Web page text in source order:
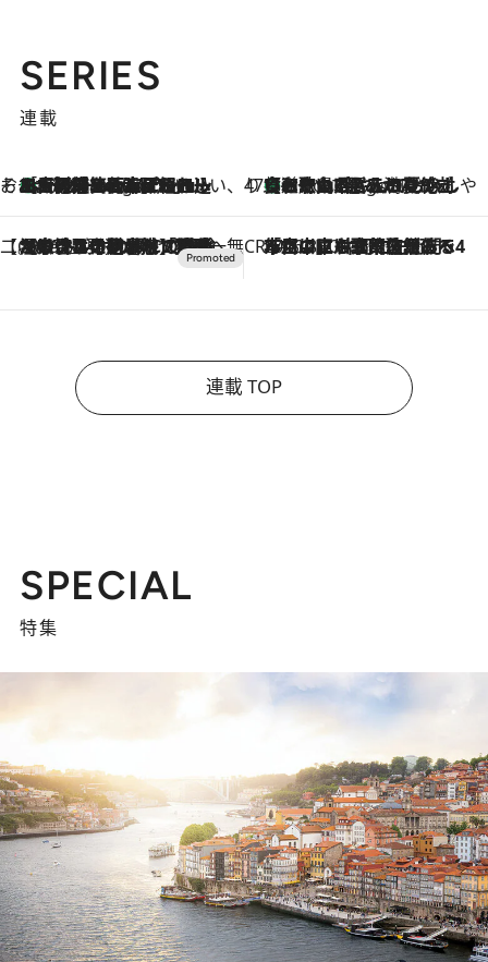
SERIES
連載
そおだよおこの関西おいしい、おやつ紀行6 Hours Ago
［大阪府箕面市］一皿一皿目の前で仕上げられる、料理を巧みに組み込んだアシェットデセールコース「ミチル アシェット デセール（Michiru assiette dessert）」 47都道府県の手みやげ ひんやりスイーツで夏を満喫
6 Hours Ago
【和歌山県】この夏絶対食べたい 冷やしておいしいおやつ3選 みかんがごろっと丸ごと入ったジュレ
【CREA×星野リゾート】唯一無二。癒しと発見が待つ場所へ
2026.8.7
【トンボの足水浴】ヒノキの香りに包まれて涼感マックス！約13℃の湧水かけ流しを避暑地「星野温泉 トンボの湯」で体験 CREA'S CHOICE
2026.8.7
「立川にも歌舞伎があるんだよ」 片岡仁左衛門・市川中車ら豪華座組みで4年目の立川立飛歌舞伎へ
連載 TOP
SPECIAL
特集